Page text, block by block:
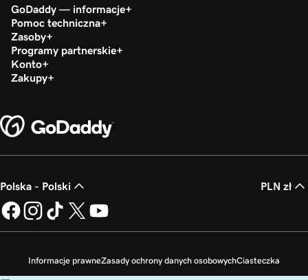
GoDaddy — informacje
Pomoc techniczna
Zasoby
Programy partnerskie
Konto
Zakupy
Polska - Polski PLN zł
Informacje prawneZasady ochrony danych osobowychCiasteczka